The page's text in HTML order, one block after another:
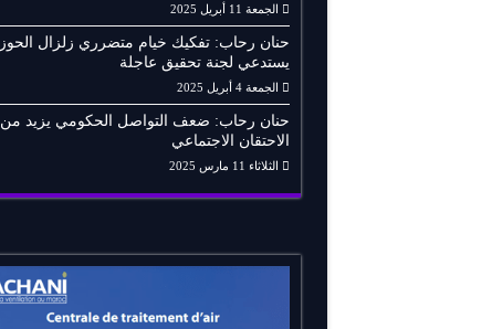
الجمعة 11 أبريل 2025
حنان رحاب: تفكيك خيام متضرري زلزال الحوز
يستدعي لجنة تحقيق عاجلة
الجمعة 4 أبريل 2025
حنان رحاب: ضعف التواصل الحكومي يزيد من
الاحتقان الاجتماعي
الثلاثاء 11 مارس 2025